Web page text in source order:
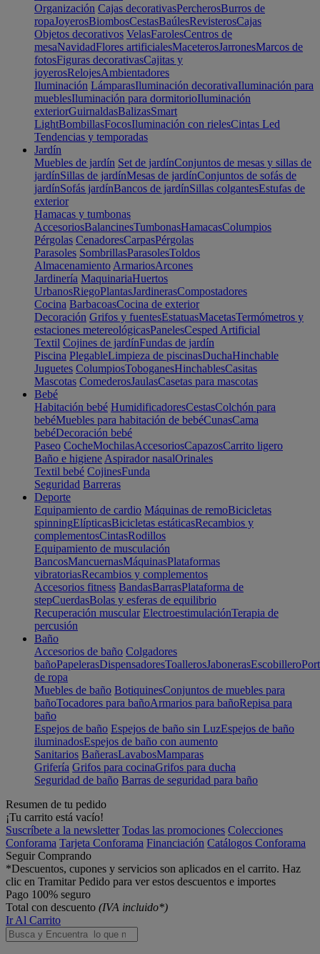
Organización Cajas decorativasPercherosBurros de
ropaJoyerosBiombosCestasBaúlesRevisterosCajas
Objetos decorativos VelasFarolesCentros de
mesaNavidadFlores artificialesMaceterosJarronesMarcos de
fotosFiguras decorativasCajitas y
joyerosRelojesAmbientadores
Iluminación LámparasIluminación decorativaIluminación para
mueblesIluminación para dormitorioIluminación
exteriorGuirnaldasBalizasSmart
LightBombillasFocosIluminación con rielesCintas Led
Tendencias y temporadas
Jardín
Muebles de jardín Set de jardínConjuntos de mesas y sillas de
jardínSillas de jardínMesas de jardínConjuntos de sofás de
jardínSofás jardínBancos de jardínSillas colgantesEstufas de
exterior
Hamacas y tumbonas
AccesoriosBalancinesTumbonasHamacasColumpios
Pérgolas CenadoresCarpasPérgolas
Parasoles SombrillasParasolesToldos
Almacenamiento ArmariosArcones
Jardinería MaquinariaHuertos
UrbanosRiegoPlantasJardinerasCompostadores
Cocina BarbacoasCocina de exterior
Decoración Grifos y fuentesEstatuasMacetasTermómetros y
estaciones metereológicasPanelesCesped Artificial
Textil Cojines de jardínFundas de jardín
Piscina PlegableLimpieza de piscinasDuchaHinchable
Juguetes ColumpiosToboganesHinchablesCasitas
Mascotas ComederosJaulasCasetas para mascotas
Bebé
Habitación bebé HumidificadoresCestasColchón para
bebéMuebles para habitación de bebéCunasCama
bebéDecoración bebé
Paseo CocheMochilasAccesoriosCapazosCarrito ligero
Baño e higiene Aspirador nasalOrinales
Textil bebé CojinesFunda
Seguridad Barreras
Deporte
Equipamiento de cardio Máquinas de remoBicicletas
spinningElípticasBicicletas estáticasRecambios y
complementosCintasRodillos
Equipamiento de musculación
BancosMancuernasMáquinasPlataformas
vibratoriasRecambios y complementos
Accesorios fitness BandasBarrasPlataforma de
stepCuerdasBolas y esferas de equilibrio
Recuperación muscular ElectroestimulaciónTerapia de
percusión
Baño
Accesorios de baño Colgadores
bañoPapelerasDispensadoresToallerosJabonerasEscobillero
de ropa
Muebles de baño BotiquinesConjuntos de muebles para
bañoTocadores para bañoArmarios para bañoRepisa para
baño
Espejos de baño Espejos de baño sin LuzEspejos de baño
iluminadosEspejos de baño con aumento
Sanitarios BañerasLavabosMamparas
Grifería Grifos para cocinaGrifos para ducha
Seguridad de baño Barras de seguridad para baño
Resumen de tu pedido
¡Tu carrito está vacío!
Suscríbete a la newsletter Todas las promociones Colecciones
Conforama Tarjeta Conforama Financiación Catálogos Conforama
Seguir Comprando
*Descuentos, cupones y servicios son aplicados en el carrito. Haz
clic en Tramitar Pedido para ver estos descuentos e importes
Pago 100% seguro
Total con descuento (IVA incluido*)
Ir Al Carrito